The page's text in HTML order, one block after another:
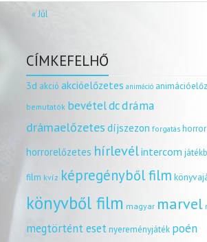
« Júl
CÍMKEFELHŐ
3d akció akcióelőzetes animáció
bemutatók bevételdcdráma
drámaelőzetes díjszezon forgatás horror
horrorelőzetes hírlevélintercom
film kvíz képregényből film
könyvből film magyar marvel
megtörtént esetnyereményjáték poén